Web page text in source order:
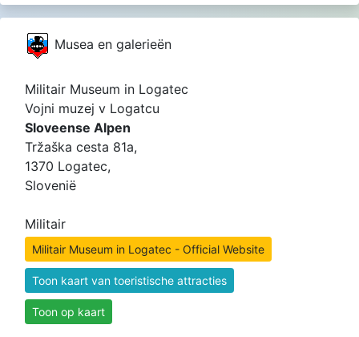
Musea en galerieën
Militair Museum in Logatec
Vojni muzej v Logatcu
Sloveense Alpen
Tržaška cesta 81a,
1370 Logatec,
Slovenië
Militair
Militair Museum in Logatec - Official Website
Toon kaart van toeristische attracties
Toon op kaart